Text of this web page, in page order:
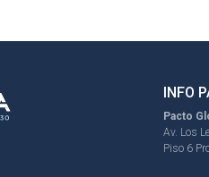
INFO
Pacto
Av. Los
Piso 6